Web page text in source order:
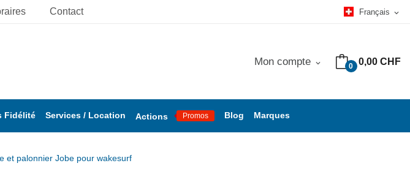
Contact Français expand_more
0 0,00 CHF
Mon compte expand_more
Fidélité Services / Location Actions Promos Blog Marques
et palonnier Jobe pour wakesurf